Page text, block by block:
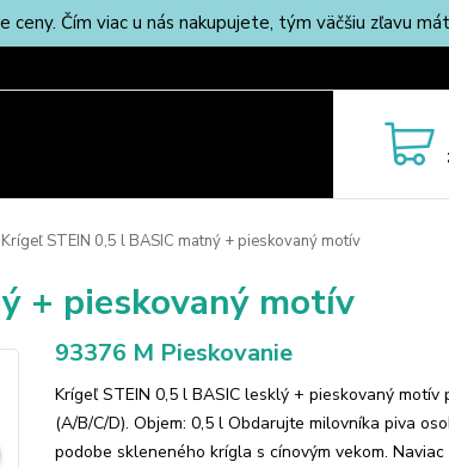
Čím viac u nás nakupujete, tým väčšiu zľavu
Krígeľ STEIN 0,5 l BASIC matný + pieskovaný motív
+ pieskovaný motív
93376 M Pieskovanie
Krígeľ STEIN 0,5 l BASIC lesklý + pieskovaný motív
(A/B/C/D). Objem: 0,5 l Obdarujte milovníka piva
podobe skleneného krígla s cínovým vekom. Naviac